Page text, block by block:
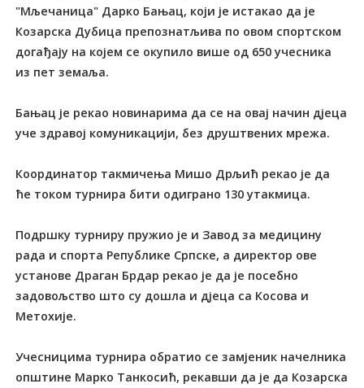
"Мљечаница" Дарко Бањац, који је истакао да је
Козарска Дубица препознатљива по овом спортском
догађају на којем се окупило више од 650 учесника
из пет земаља.
Бањац је рекао новинарима да се на овај начин дјеца
уче здравој комуникацији, без друштвених мрежа.
Координатор такмичења Мишо Дрљић рекао је да
ће током турнира бити одиграно 130 утакмица.
Подршку турниру пружио је и Завод за медицину
рада и спорта Републике Српске, а директор ове
установе Драган Брдар рекао је да је посебно
задовољство што су дошла и дјеца са Косова и
Метохије.
Учесницима турнира обратио се замјеник начелника
општине Марко Tанкосић, рекавши да је да Козарска